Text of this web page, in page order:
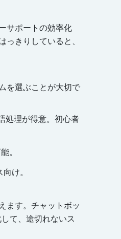
サポートの効率化
っきりしていると、
を選ぶことが大切で
処理が得意。初心者
。
け。
ます。チャットボッ
て、途切れないス